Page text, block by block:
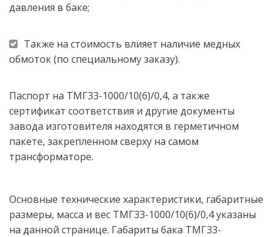
давления в баке;
Также на стоимость влияет наличие медных
обмоток (по специальному заказу).
Паспорт на ТМГ33-1000/10(6)/0,4, а также
сертификат соответствия и другие документы
завода изготовителя находятся в герметичном
пакете, закрепленном сверху на самом
трансформаторе.
Основные технические характеристики, габаритные
размеры, масса и вес ТМГ33-1000/10(6)/0,4 указаны
на данной странице. Габариты бака ТМГ33-